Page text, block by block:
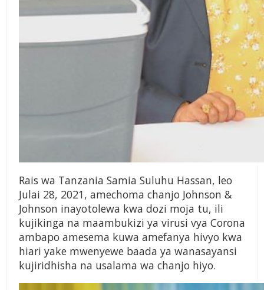
Rais wa Tanzania Samia Suluhu Hassan, leo
Julai 28, 2021, amechoma chanjo Johnson &
Johnson inayotolewa kwa dozi moja tu, ili
kujikinga na maambukizi ya virusi vya Corona
ambapo amesema kuwa amefanya hivyo kwa
hiari yake mwenyewe baada ya wanasayansi
kujiridhisha na usalama wa chanjo hiyo.